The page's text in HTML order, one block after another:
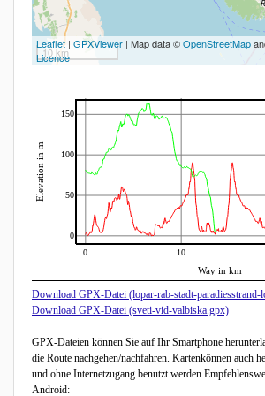
10 km
Leaflet| GPXViewer | Map data ©OpenStreetMap
Licence
Way in km
Elevation in m
0 10
0
50
100
150
Download GPX-Datei (lopar-rab-stadt-paradiesstrand-
Download GPX-Datei (sveti-vid-valbiska.gpx)
GPX-Dateien können Sie auf Ihr Smartphone
die Route nachgehen/nachfahren. Kartenkönnen auch
und ohne Internetzugang benutzt
Android: